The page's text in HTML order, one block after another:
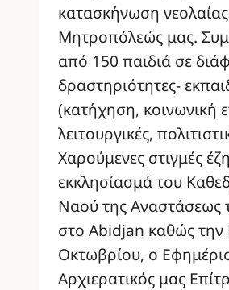
κατασκήνωση
Μητροπόλεώς μας.
από 150 παιδιά σε
δραστηριότητες-
(κατήχηση, κοινωνική
λειτουργικές,
Χαρούμενες στιγμές
εκκλησίασμά του
Ναού της Αναστάσεως
στο Abidjan καθώς την
Οκτωβρίου, ο
Αρχιερατικός μας